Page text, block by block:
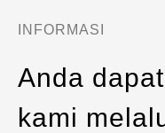
INFORMASI
Anda
kami